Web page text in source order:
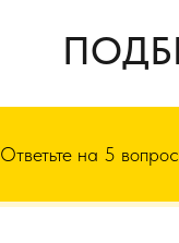
Ответьте на 5